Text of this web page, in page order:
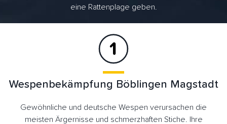
eine Rattenplage geben.
Wespenbekämpfung Böblingen Magstadt
Gewöhnliche und deutsche Wespen verursachen die
meisten Ärgernisse und schmerzhaften Stiche. Ihre